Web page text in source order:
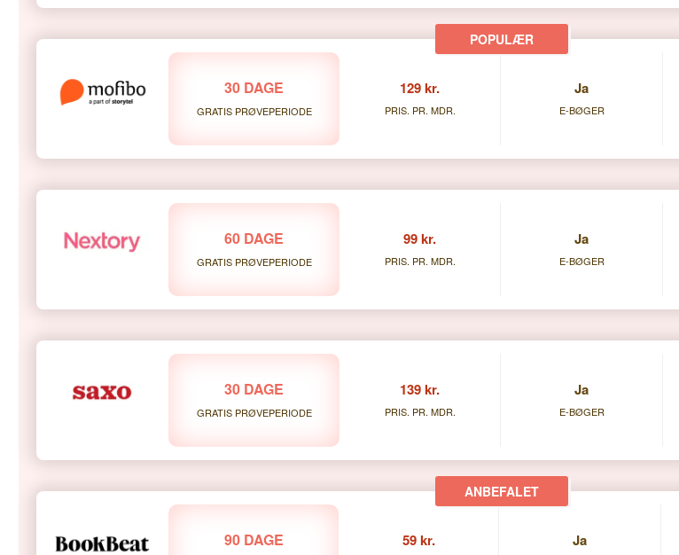
30 DAGE
GRATIS PRØVEPERIODE
129 kr.
PRIS. PR. MDR.
Ja
E-BØGER
60 DAGE
GRATIS PRØVEPERIODE
99 kr.
PRIS. PR. MDR.
Ja
E-BØGER
30 DAGE
GRATIS PRØVEPERIODE
139 kr.
PRIS. PR. MDR.
Ja
E-BØGER
90 DAGE 59 kr. Ja